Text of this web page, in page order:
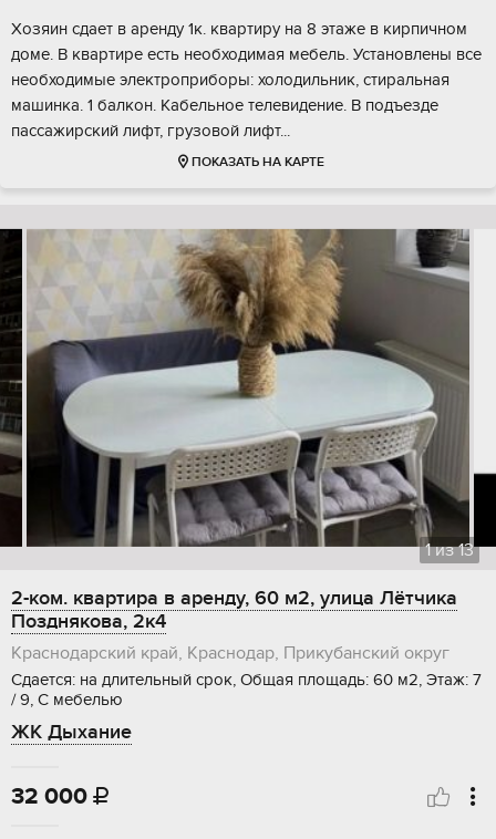
Хозяин сдает в аренду 1к. квартиру на 8 этаже в кирпичном
доме. В квартире есть необходимая мебель. Установлены все
необходимые электроприборы: холодильник, стиральная
машинка. 1 балкон. Кабельное телевидение. В подъезде
пассажирский лифт, грузовой лифт...
ПОКАЗАТЬ НА КАРТЕ
1из13
2-ком. квартира в аренду, 60 м2, улица Лётчика
Позднякова, 2к4
Краснодарский край, Краснодар, Прикубанский округ
Сдается: на длительный срок, Общая площадь: 60 м2, Этаж: 7
/ 9, С мебелью
ЖК Дыхание
32 000 